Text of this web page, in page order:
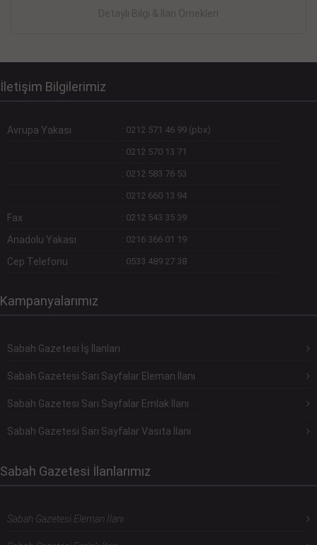
Detaylı Bilgi & İlan Örnekleri
İletişim Bilgilerimiz
Avrupa Yakası : 0212 571 46 99 (pbx)
: 0212 570 13 71
: 0212 583 76 53
: 0212 660 13 94
Fax : 0212 543 35 39
Anadolu Yakası : 0216 366 01 19
Cep Telefonu : 0533 489 27 38
Kampanyalarımız
Sabah Gazetesi İş İlanları
Sabah Gazetesi Sarı Sayfalar Eleman İlanı
Sabah Gazetesi Sarı Sayfalar Emlak İlanı
Sabah Gazetesi Sarı Sayfalar Vasıta İlanı
Sabah Gazetesi İlanlarımız
Sabah Gazetesi Eleman İlanı
Devamını Gör